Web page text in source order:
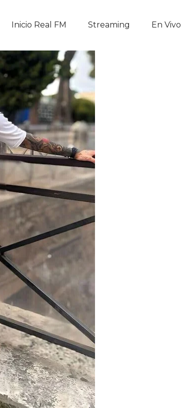
Inicio Real FM Streaming En Vivo
La APP
Nosotros